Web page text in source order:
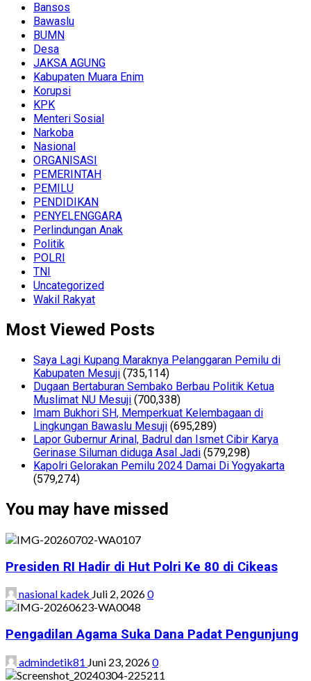
Bansos
Bawaslu
BUMN
Desa
JAKSA AGUNG
Kabupaten Muara Enim
Korupsi
KPK
Menteri Sosial
Narkoba
Nasional
ORGANISASI
PEMERINTAH
PEMILU
PENDIDIKAN
PENYELENGGARA
Perlindungan Anak
Politik
POLRI
TNI
Uncategorized
Wakil Rakyat
Most Viewed Posts
Saya Lagi Kupang Maraknya Pelanggaran Pemilu di
Kabupaten Mesuji (735,114)
Dugaan Bertaburan Sembako Berbau Politik Ketua
Muslimat NU Mesuji (700,338)
Imam Bukhori SH, Memperkuat Kelembagaan di
Lingkungan Bawaslu Mesuji (695,289)
Lapor Gubernur Arinal, Badrul dan Ismet Cibir Karya
Gerinase Siluman diduga Asal Jadi (579,298)
Kapolri Gelorakan Pemilu 2024 Damai Di Yogyakarta
(579,274)
You may have missed
Presiden RI Hadir di Hut Polri Ke 80 di Cikeas
nasional kadek Juli 2, 20260
Pengadilan Agama Suka Dana Padat Pengunjung
admindetik81 Juni 23, 20260